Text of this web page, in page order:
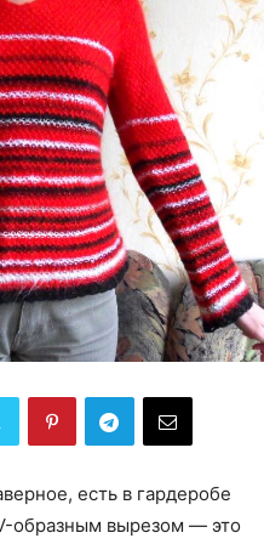
есть в гардеробе
образным вырезом — это